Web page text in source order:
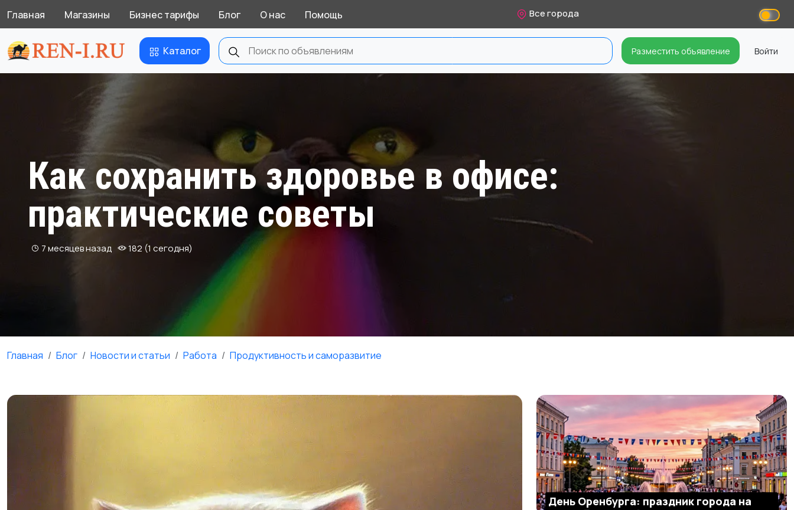
Главная Магазины Бизнес тарифы Блог О нас Помощь Все города
Каталог Разместить объявление Войти
Как сохранить здоровье в офисе:
практические советы
7 месяцев назад 182 (1 сегодня)
Главная Блог Новости и статьи Работа Продуктивность и саморазвитие
День Оренбурга: праздник города на